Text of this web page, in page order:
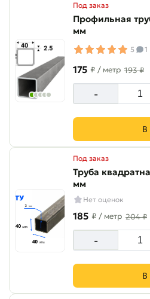
Под заказ
Профильная
мм
5 1
175 ₽ / метр 193 ₽
-
В
Под заказ
Труба
мм
Нет оценок
185 ₽ / метр 204 ₽
-
В